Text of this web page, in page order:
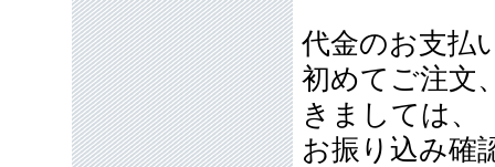
代金のお支払
初めてご注文
きましては、
お振り込み確